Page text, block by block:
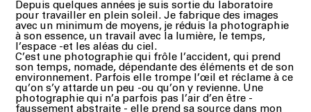
Depuis quelques années je suis sortie du laboratoire
pour travailler en plein soleil. Je fabrique des images
avec un minimum de moyens, je réduis la photographie
à son essence, un travail avec la lumière, le temps,
l’espace -et les aléas du ciel.
C’est une photographie qui frôle l’accident, qui prend
son temps, nomade, dépendante des éléments et de son
environnement. Parfois elle trompe l’œil et réclame à ce
qu’on s’y attarde un peu -ou qu’on y revienne. Une
photographie qui n’a parfois pas l’air d’en être -
faussement abstraite - elle prend sa source dans mon